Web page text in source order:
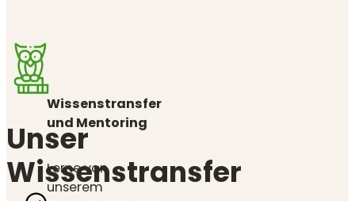
Unser
Wissenstransfer
Wissenstransfer
und Mentoring
Lerne von
unserem